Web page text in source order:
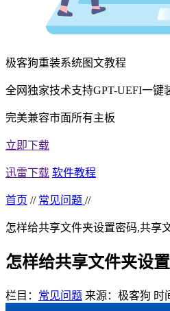
极客狗重装系统图文教程
全网独家技术支持GPT-UEFI一键
完美兼容市面所有主板
立即下载
迅雷下载 软件教程
首页 // 常见问题 //
怎样给共享文件夹设置密码,共享
怎样给共享文件夹设
栏目： 常见问题 来源：极客狗 时